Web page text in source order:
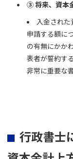
③将来、資本
入金され
申請する額に
の有無にかか
表者が誓約す
非常に重要な
行政書士